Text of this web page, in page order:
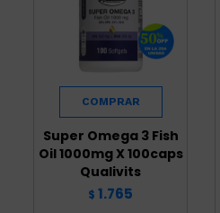
Super Omega 3 Fish
Oil 1000mg X 100caps
Qualivits
$ 1.765